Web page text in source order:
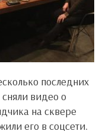
последних
видео о
на сквере
его в соцсети.